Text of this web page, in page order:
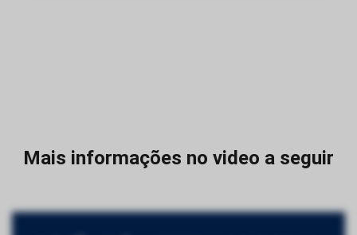
Mais informações no video a seguir